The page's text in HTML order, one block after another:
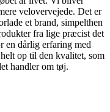
velovervejede. Det er
et brand, simpelthen
fra lige præcist det
en dårlig erfaring med
op til den kvalitet, som
handler om tøj.